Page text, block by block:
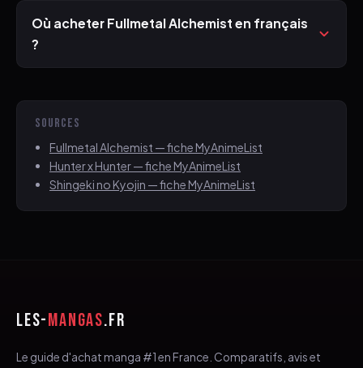
Où acheter Fullmetal Alchemist en français
?
SOURCES
Fullmetal Alchemist — fiche MyAnimeList
Hunter x Hunter — fiche MyAnimeList
Shingeki no Kyojin — fiche MyAnimeList
LES-MANGAS.FR
Le guide d'achat manga #1 en France. Comparatifs, avis et